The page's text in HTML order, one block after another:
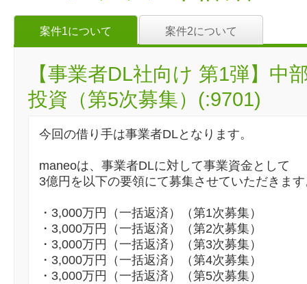
案件1について 案件2について
【事業者DL社向け 第1弾】
投資（第5次募集）(:9701)
今回の借り手は事業者DLとなります。
maneoは、事業者DLに対して事業資金として
3億円を以下の要領にて募集させていただきま
・3,000万円（一括返済）（第1次募集）
・3,000万円（一括返済）（第2次募集）
・3,000万円（一括返済）（第3次募集）
・3,000万円（一括返済）（第4次募集）
・3,000万円（一括返済）（第5次募集）